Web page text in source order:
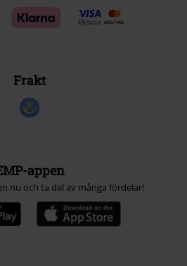
Frakt
appen
nu och ta del av många fördelar!